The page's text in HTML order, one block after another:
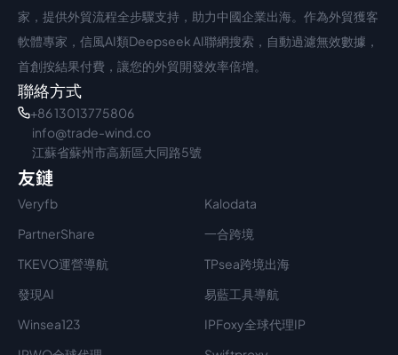
家，提供外貿流程全步驟支持，助力中國企業出海。作為外貿獲客
軟體專家，信風AI類Deepseek AI聯網搜索，自動過濾無效數據，
首創按結果付費，讓您的外貿開發效率倍增。
聯絡方式
+86 13013775806
info@trade-wind.co
江蘇省蘇州市高新區大同路5號
友鏈
Veryfb
Kalodata
PartnerShare
一合跨境
TKEVO運營導航
TPsea跨境出海
發現AI
易藍工具導航
Winsea123
IPFoxy全球代理IP